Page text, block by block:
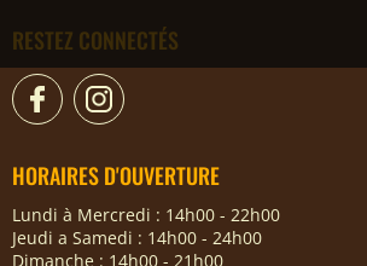
RESTEZ CONNECTÉS
HORAIRES D'OUVERTURE
Lundi à Mercredi : 14h00 - 22h00
Jeudi a Samedi : 14h00 - 24h00
Dimanche : 14h00 - 21h00